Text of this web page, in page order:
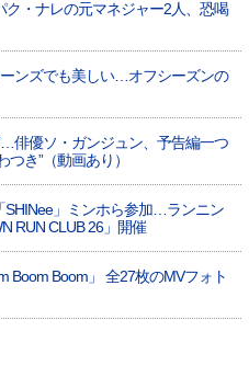
ク・ナレの元マネジャー2人、恐喝
ンズでも美しい…オフシーズンの
俳優ソ・ガンジュン、予告編一つ
き”（動画あり）
SHINee」ミンホら参加…ランニン
RUN CLUB 26」開催
Boom Boom」 全27枚のMVフォト